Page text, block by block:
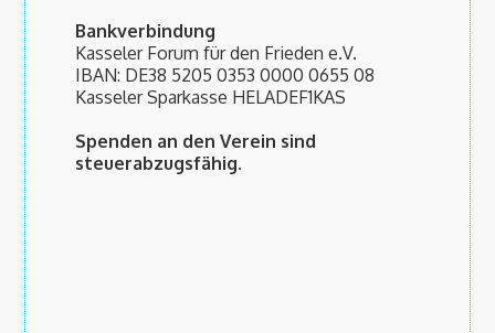
Bankverbindung
Kasseler Forum für den Frieden e.V.
IBAN: DE38 5205 0353 0000 0655 08
Kasseler Sparkasse HELADEF1KAS
Spenden an den Verein sind
steuerabzugsfähig.